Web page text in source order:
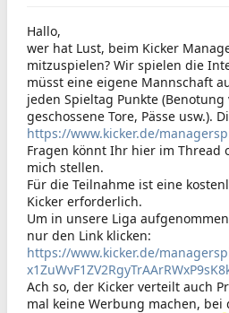
Hallo,
wer hat Lust, beim Kicker
mitzuspielen? Wir spielen die
müsst eine eigene Mannschaft
jeden Spieltag Punkte (Benotung
geschossene Tore, Pässe usw.).
https://www.kicker.de/
Fragen könnt Ihr hier im Thread
mich stellen.
Für die Teilnahme ist eine
Kicker erforderlich.
Um in unsere Liga
nur den Link klicken:
https://www.kicker.de/
Ach so, der Kicker verteilt auch
mal keine Werbung machen, bei